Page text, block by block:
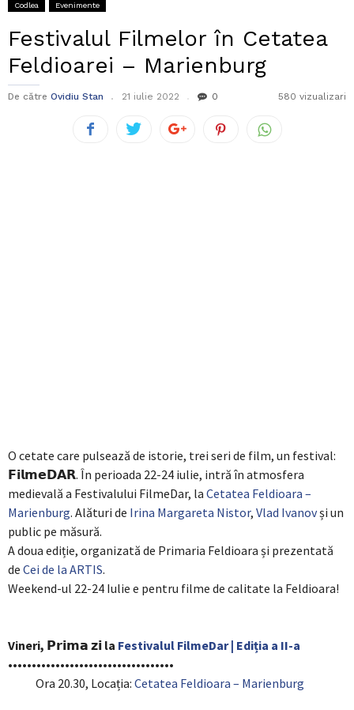
Codlea Evenimente
Festivalul Filmelor în Cetatea
Feldioarei – Marienburg
De către Ovidiu Stan 21 iulie 2022 0 580 vizualizari
O cetate care pulsează de istorie, trei seri de film, un festival:
𝗙𝗶𝗹𝗺𝗲𝗗𝗔𝗥. În perioada 22-24 iulie, intră în atmosfera
medievală a Festivalului FilmeDar, la Cetatea Feldioara –
Marienburg. Alături de Irina Margareta Nistor, Vlad Ivanovși un
public pe măsură.
A doua ediție, organizată de Primaria Feldioara și prezentată
de Cei de la ARTIS.
Weekend-ul 22-24 Iulie e pentru filme de calitate la Feldioara!
Vineri, 𝗣𝗿𝗶𝗺𝗮 𝘇𝗶 la Festivalul FilmeDar | Ediția a II-a
•••••••••••••••••••••••••••••••••••
Ora 20.30, Locația: Cetatea Feldioara – Marienburg